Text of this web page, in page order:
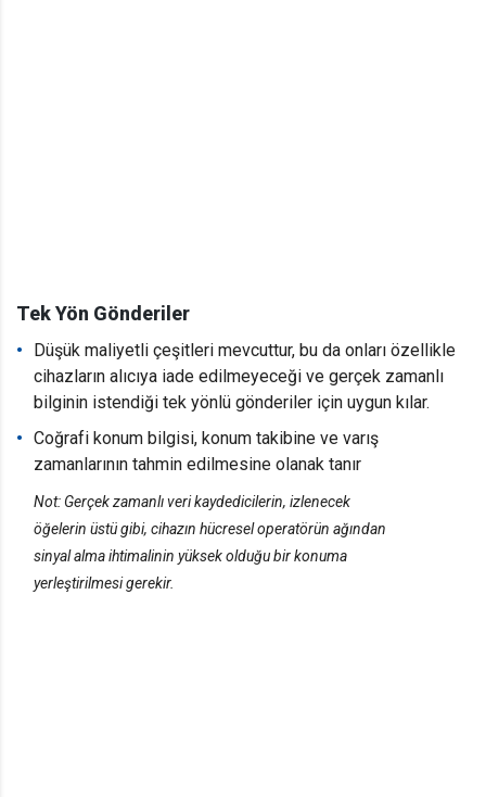
Tek Yön Gönderiler
Düşük maliyetli çeşitleri mevcuttur, bu da onları özellikle
cihazların alıcıya iade edilmeyeceği ve gerçek zamanlı
bilginin istendiği tek yönlü gönderiler için uygun kılar.
Coğrafi konum bilgisi, konum takibine ve varış
zamanlarının tahmin edilmesine olanak tanır
Not: Gerçek zamanlı veri kaydedicilerin, izlenecek
öğelerin üstü gibi, cihazın hücresel operatörün ağından
sinyal alma ihtimalinin yüksek olduğu bir konuma
yerleştirilmesi gerekir.